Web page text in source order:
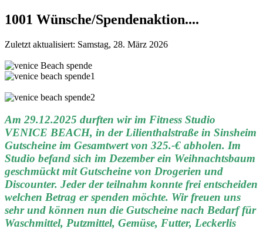
1001 Wünsche/Spendenaktion....
Zuletzt aktualisiert: Samstag, 28. März 2026
Am 29.12.2025 durften wir im Fitness Studio
VENICE BEACH, in der Lilienthalstraße in Sinsheim
Gutscheine im Gesamtwert von 325.-€ abholen. Im
Studio befand sich im Dezember ein Weihnachtsbaum
geschmückt mit Gutscheine von Drogerien und
Discounter. Jeder der teilnahm konnte frei entscheiden
welchen Betrag er spenden möchte. Wir freuen uns
sehr und können nun die Gutscheine nach Bedarf für
Waschmittel, Putzmittel, Gemüse, Futter, Leckerlis